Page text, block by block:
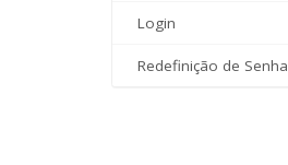
Login
Redefinição de Senha